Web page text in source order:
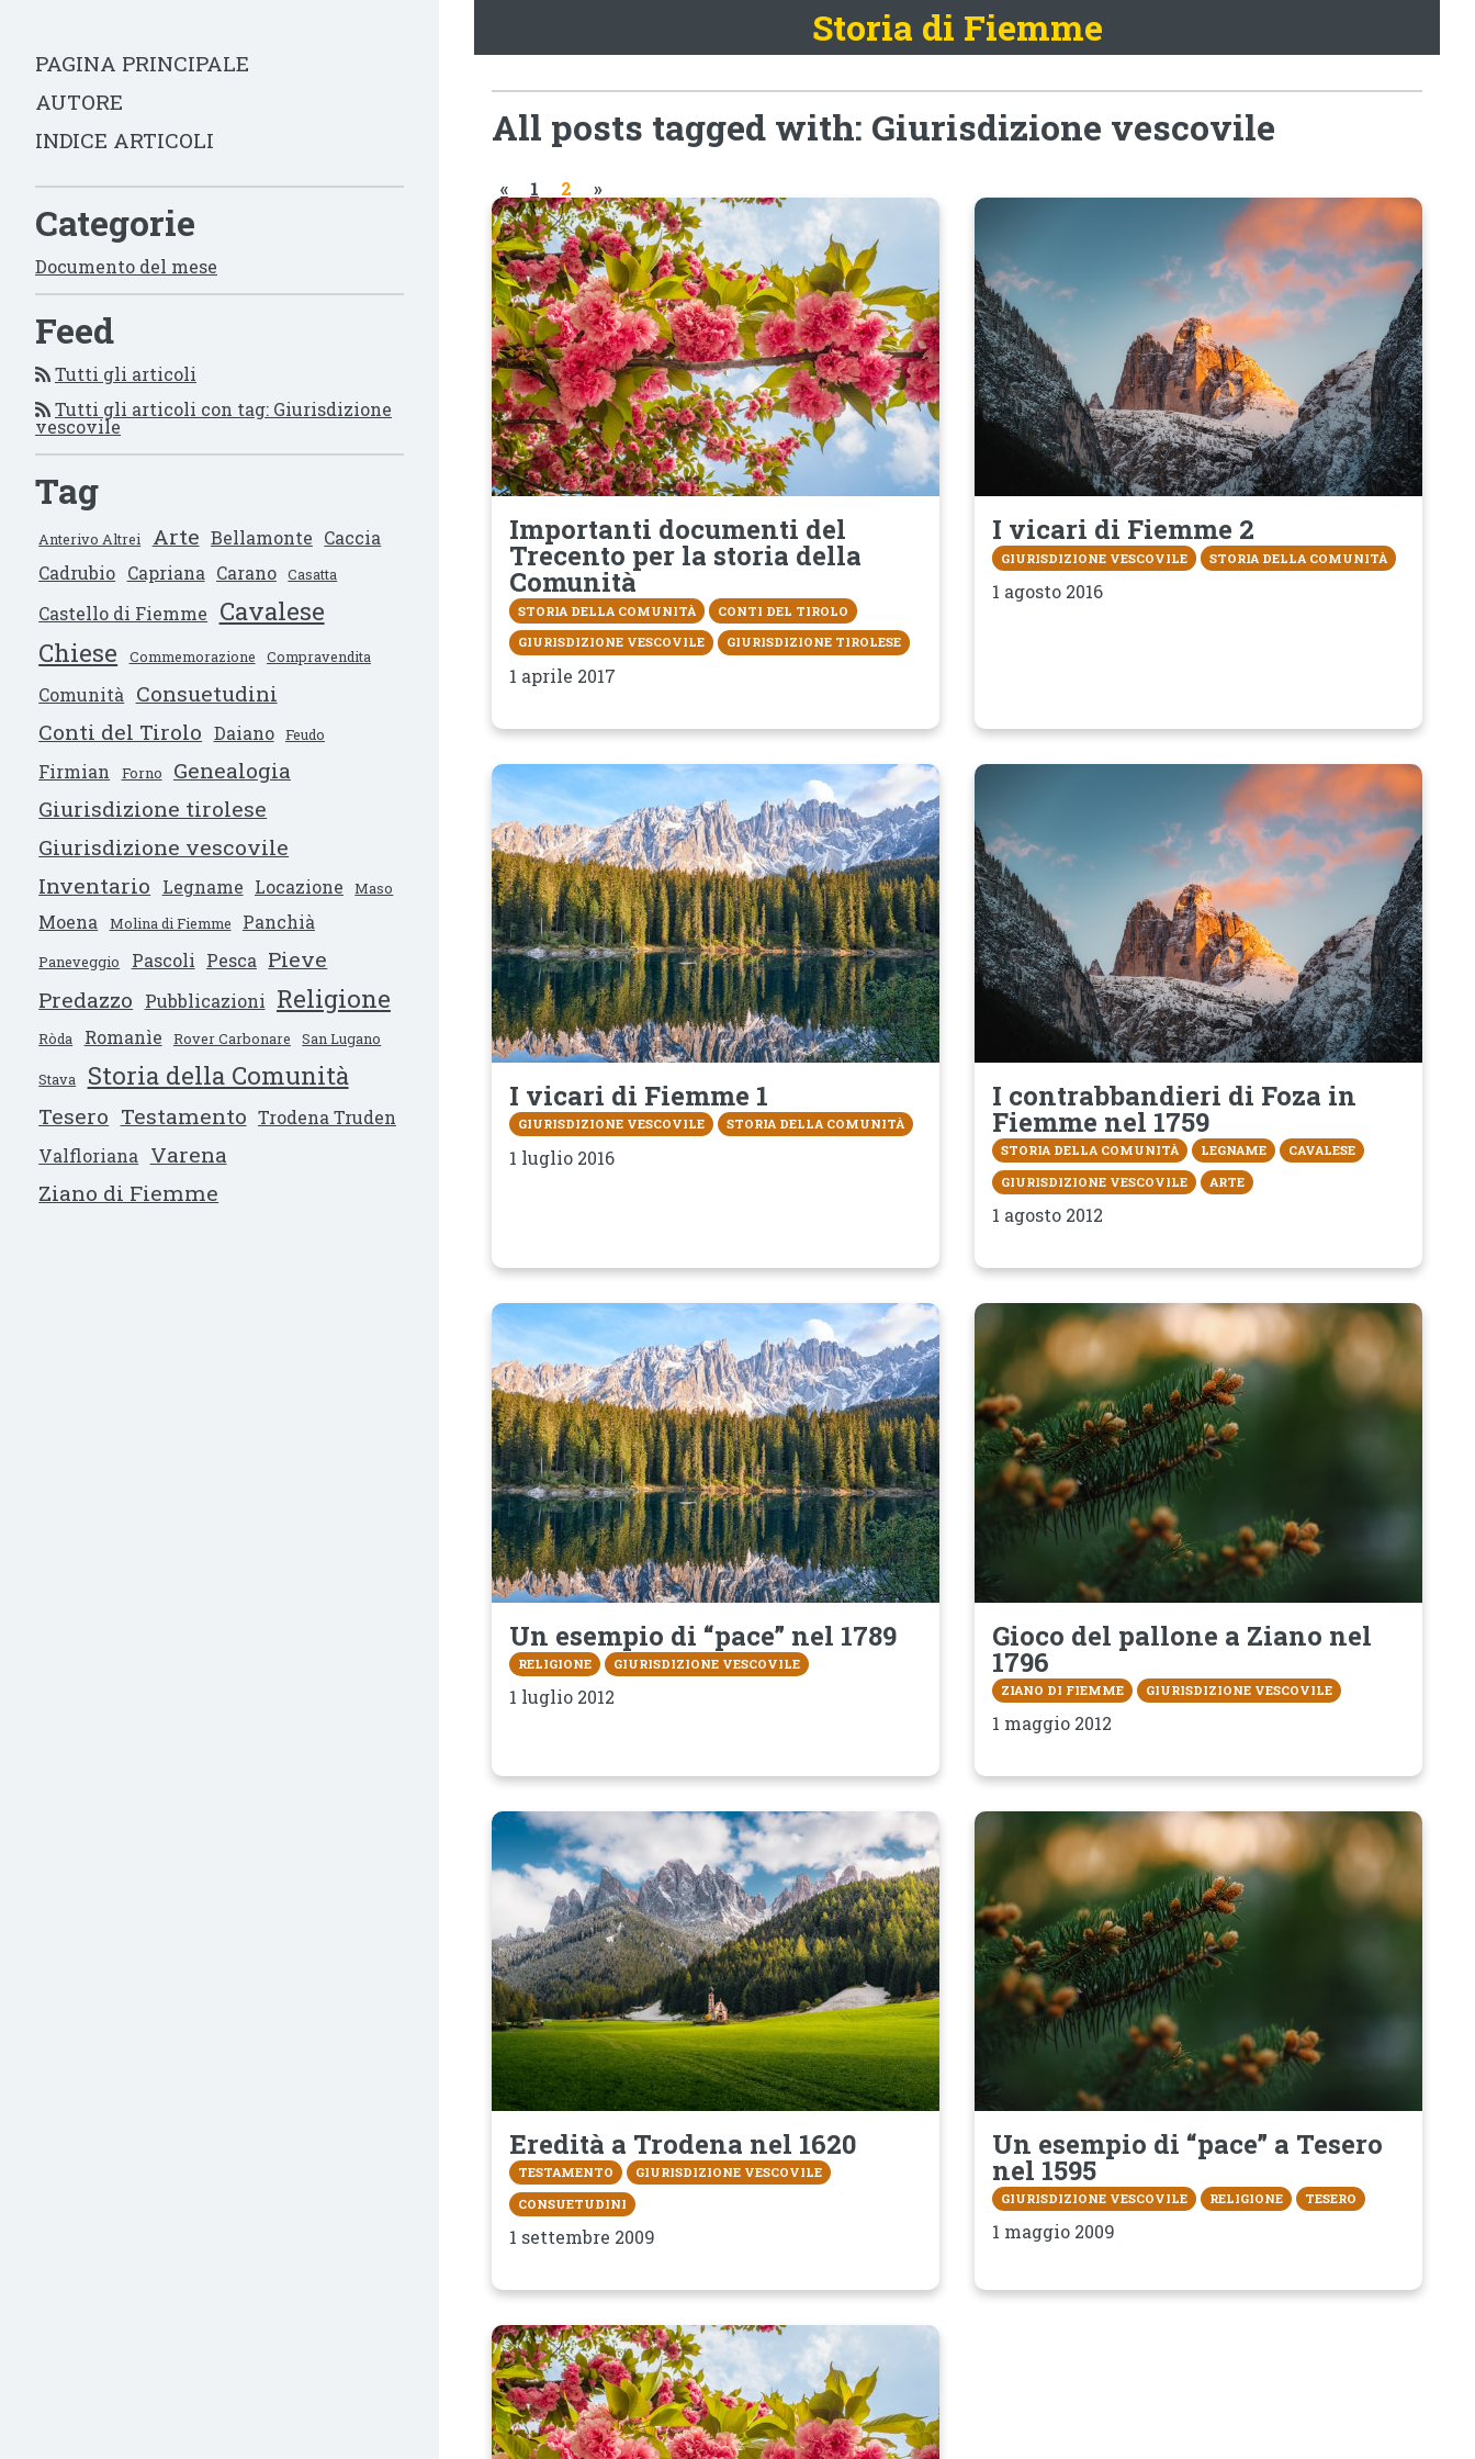
PAGINA PRINCIPALE
AUTORE
INDICE ARTICOLI
Categorie
Documento del mese
Feed
Tutti gli articoli
Tutti gli articoli con tag: Giurisdizione
vescovile
Tag
Anterivo Altrei Arte Bellamonte Caccia
Cadrubio Capriana Carano Casatta
Castello di Fiemme
Cavalese
Chiese
Commemorazione Compravendita
Comunità
Consuetudini
Conti del Tirolo Daiano Feudo
Firmian Forno
Genealogia
Giurisdizione tirolese
Giurisdizione vescovile
Inventario
Legname Locazione Maso
Moena Molina di Fiemme Panchià
Paneveggio Pascoli Pesca Pieve
Predazzo
Pubblicazioni Religione
Ròda Romanìe Rover Carbonare San Lugano
Stava Storia della Comunità
Tesero Testamento Trodena Truden
Valfloriana
Varena
Ziano di Fiemme
Storia di Fiemme
All posts tagged with: Giurisdizione vescovile
« 1 2 »
Importanti documenti del
Trecento per la storia della
Comunità
STORIA DELLA COMUNITÀ
CONTI DEL TIROLO
GIURISDIZIONE VESCOVILE
GIURISDIZIONE TIROLESE
1 aprile 2017
I vicari di Fiemme 2
GIURISDIZIONE VESCOVILE STORIA DELLA COMUNITÀ
1 agosto 2016
I vicari di Fiemme 1
GIURISDIZIONE VESCOVILE STORIA DELLA COMUNITÀ
1 luglio 2016
I contrabbandieri di Foza in
Fiemme nel 1759
STORIA DELLA COMUNITÀ LEGNAME
CAVALESE
GIURISDIZIONE VESCOVILE
ARTE
1 agosto 2012
Un esempio di “pace” nel 1789
RELIGIONE GIURISDIZIONE VESCOVILE
1 luglio 2012
Gioco del pallone a Ziano nel
1796
ZIANO DI FIEMME GIURISDIZIONE VESCOVILE
1 maggio 2012
Eredità a Trodena nel 1620
TESTAMENTO
GIURISDIZIONE VESCOVILE
CONSUETUDINI
1 settembre 2009
Un esempio di “pace” a Tesero
nel 1595
GIURISDIZIONE VESCOVILE RELIGIONE TESERO
1 maggio 2009